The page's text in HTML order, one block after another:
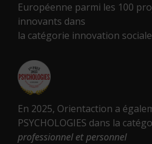
Européenne parmi les 100
innovants dans
la catégorie innovation
En 2025, Orientaction a
PSYCHOLOGIES dans la
professionnel et personnel